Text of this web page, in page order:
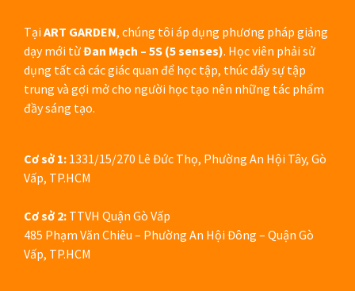
Tại ART GARDEN, chúng tôi áp dụng phương pháp giảng
dạy mới từĐan Mạch – 5S (5 senses). Học viên phải sử
dụng tất cả các giác quan để học tập, thúc đẩy sự tập
trung và gợi mở cho người học tạo nên những tác phẩm
đầy sáng tạo.
Cơ sở 1: 1331/15/270 Lê Đức Thọ, Phường An Hội Tây, Gò
Vấp, TP.HCM
Cơ sở 2: TTVH Quận Gò Vấp
485 Phạm Văn Chiêu – Phường An Hội Đông – Quận Gò
Vấp, TP.HCM